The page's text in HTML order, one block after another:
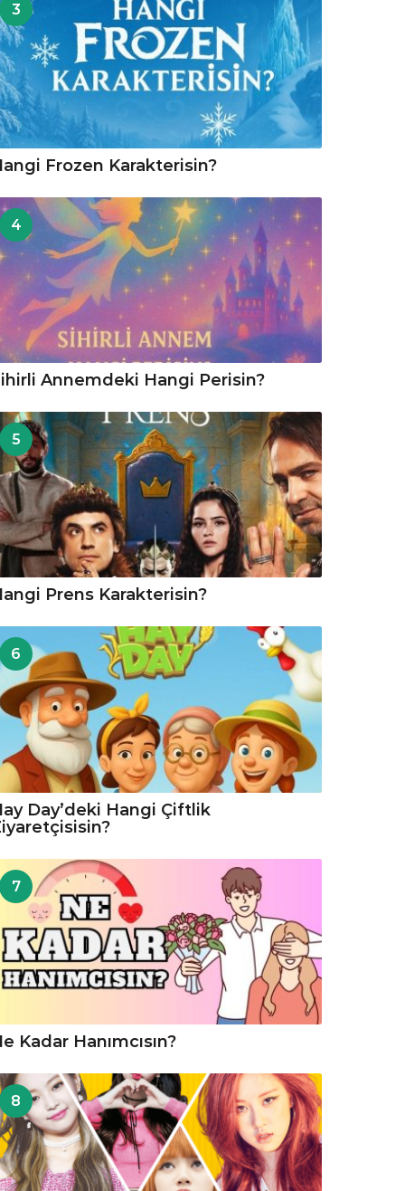
3
Frozen Karakterisin?
4
Annemdeki Hangi Perisin?
5
Prens Karakterisin?
6
Day’deki Hangi Çiftlik
7
Kadar Hanımcısın?
8